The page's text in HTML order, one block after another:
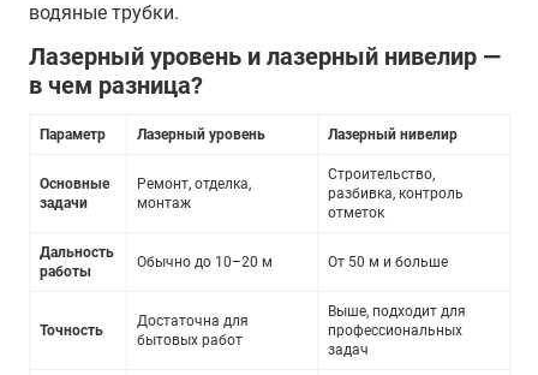
водяные трубки.
Лазерный уровень и лазерный нивелир —
в чем разница?
Параметр Лазерный уровень Лазерный нивелир
Основные
задачи
Ремонт, отделка,
монтаж
Строительство,
разбивка, контроль
отметок
Дальность
работы
Обычно до 10–20 м От 50 м и больше
Точность
Достаточна для
бытовых работ
Выше, подходит для
профессиональных
задач